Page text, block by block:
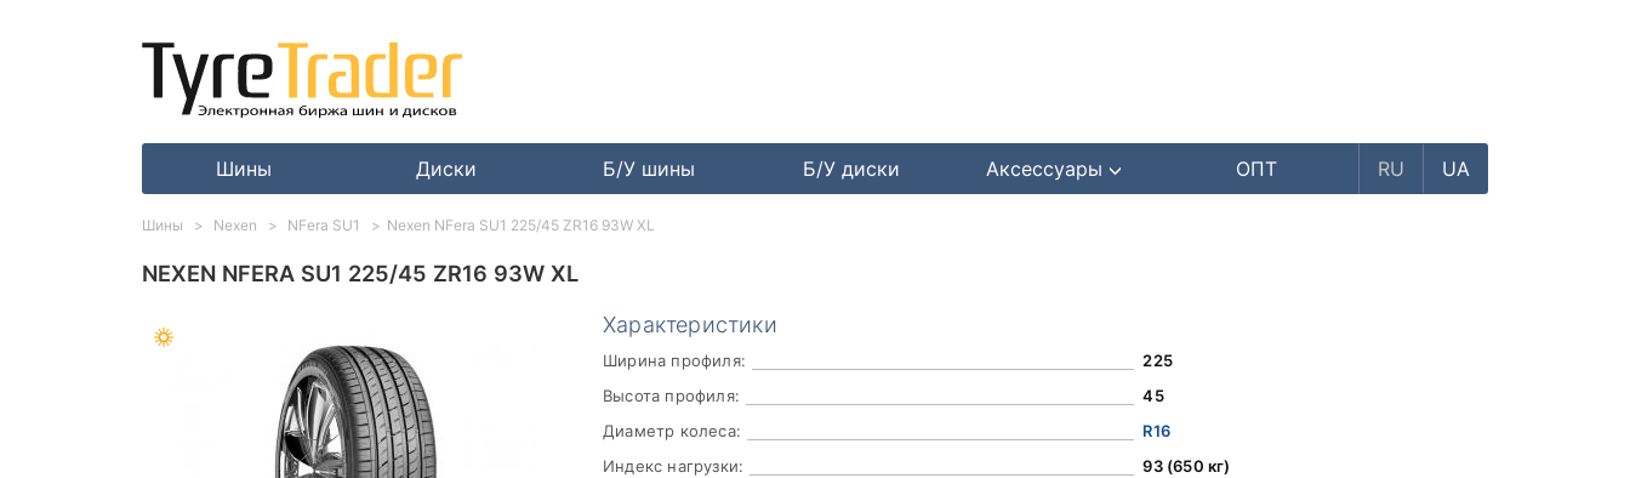
Шины Диски Б/У шины Б/У диски Аксессуары ОПТ RU UA
NEXEN NFERA SU1 225/45 ZR16 93W XL
Характеристики
Ширина профиля:
225
Высота профиля:
45
Диаметр колеса:
R16
Индекс нагрузки:
93 (650 кг)
Шины Nexen NFera SU1 Nexen NFera SU1 225/45 ZR16 93W XL